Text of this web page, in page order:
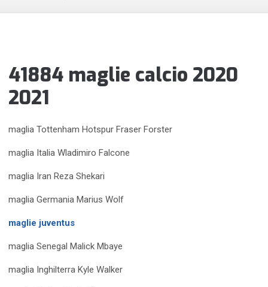
41884 maglie calcio 2020
2021
maglia Tottenham Hotspur Fraser Forster
maglia Italia Wladimiro Falcone
maglia Iran Reza Shekari
maglia Germania Marius Wolf
maglie juventus
maglia Senegal Malick Mbaye
maglia Inghilterra Kyle Walker